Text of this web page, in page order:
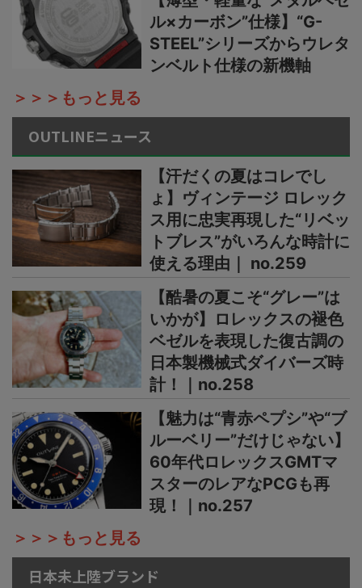
ル×カーボン”仕様】“G-
STEEL”シリーズからウレタ
ンベルト仕様の新機軸
＞＞＞もっと見る
OUTLINEニュース
【汗だくの夏はコレでし
ょ】ヴィンテージ ロレック
ス用に忠実再現した“リベッ
トブレス”がいろんな時計に
使える理由｜ no.259
【酷暑の夏こそ“グレー”は
いかが】ロレックスの褪色
ベゼルを表現した復古調の
日本製機械式ダイバーズ時
計！｜no.258
【魅力は“青赤ペプシ”や“ブ
ルーベリー”だけじゃない】
60年代ロレックスGMTマ
スターのレアなPCGも再
現！｜no.257
＞＞＞もっと見る
日本未上陸ブランド